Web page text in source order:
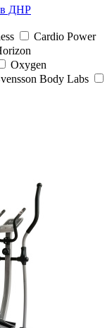
Cardio Power
Oxygen
Body Labs